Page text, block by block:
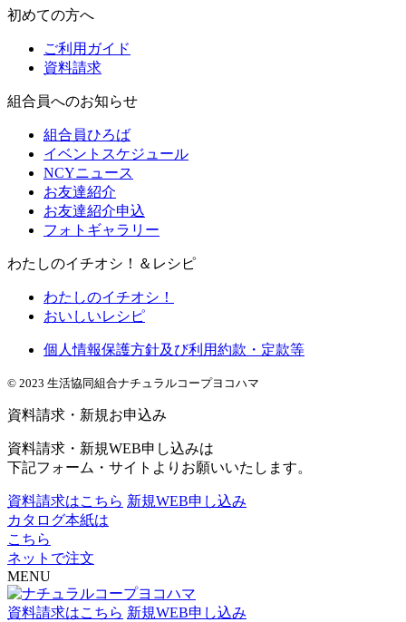
初めての方へ
ご利用ガイド
資料請求
組合員へのお知らせ
組合員ひろば
イベントスケジュール
NCYニュース
お友達紹介
お友達紹介申込
フォトギャラリー
わたしのイチオシ！＆レシピ
わたしのイチオシ！
おいしいレシピ
個人情報保護方針及び利用約款・定款等
© 2023 生活協同組合ナチュラルコープヨコハマ
資料請求・新規お申込み
資料請求・新規WEB申し込みは
下記フォーム・サイトよりお願いいたします。
資料請求はこちら 新規WEB申し込み
カタログ本紙は
こちら
ネットで注文
MENU
資料請求はこちら 新規WEB申し込み